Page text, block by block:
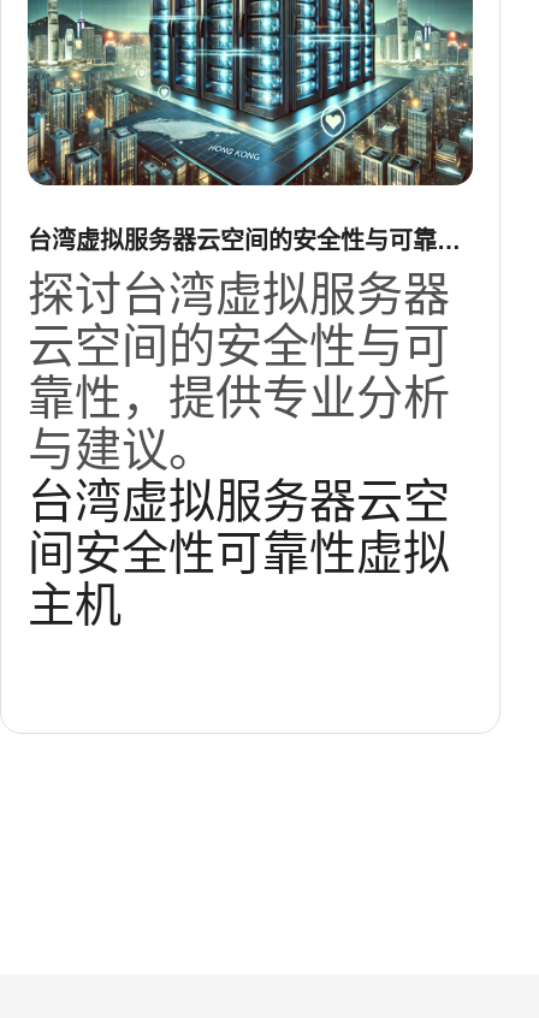
台湾虚拟服务器云空间的安全性与可靠性
探讨
探讨台湾虚拟服务器
云空间的安全性与可
靠性，提供专业分析
与建议。
台湾虚拟服务器云空
间安全性可靠性虚拟
主机